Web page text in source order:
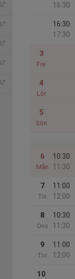
16:30
16:30
17:30
3
Fre
4
Lör
5
Sön
6
Mån
10:30
11:30
7
Tis
11:00
12:00
8
Ons
10:30
11:30
9
Tor
11:00
12:00
10